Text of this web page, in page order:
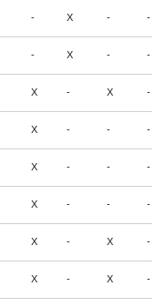
- X - -
- X - -
X - X -
X - - -
X - - -
X - - -
X - X -
X - X -